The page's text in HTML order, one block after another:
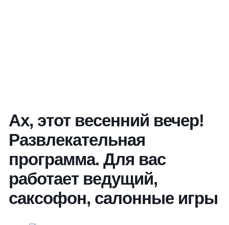
Ах, этот весенний вечер!
Развлекательная
программа. Для вас
работает ведущий,
саксофон, салонные игры